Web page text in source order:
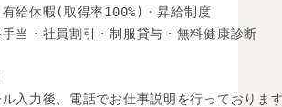
給休暇(取得率100%)・昇給制度
当・社員割引・制服貸与・無料健康診断
入力後、電話でお仕事説明を行っておりま